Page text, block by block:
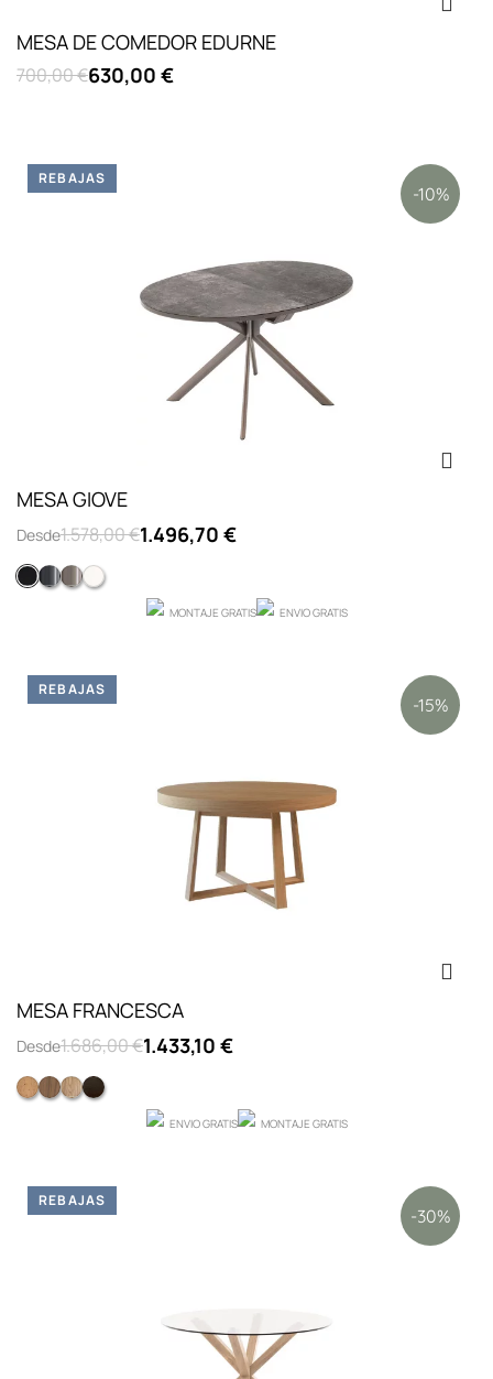
MESA DE COMEDOR EDURNE
700,00 €630,00 €
MESA GIOVE
Desde1.578,00 €1.496,70 €
NegroGris mate
Lacado tortola mate
Lacado blanco optico mate
MONTAJE GRATIS ENVIO GRATIS
-10%
REBAJAS
MESA FRANCESCA
Desde1.686,00 €1.433,10 €
Roble con nudos
NOGAL NATURAL F5
ROBLE F10
ROBLE F28
ENVIO GRATIS MONTAJE GRATIS
-15%
REBAJAS
-30%
REBAJAS